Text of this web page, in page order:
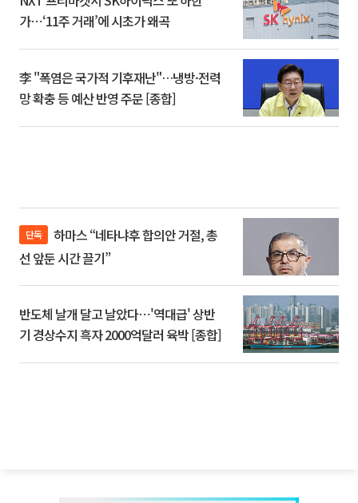
가⋯‘11주 거래’에 시초가 왜곡
李 "폭염은 국가적 기후재난"…냉방·전력
망 확충 등 예산 반영 주문 [종합]
단독
선 앞둔 시간 끌기”
반도체 날개 달고 날았다⋯'역대급' 상반
기 경상수지 흑자 2000억달러 육박 [종합]